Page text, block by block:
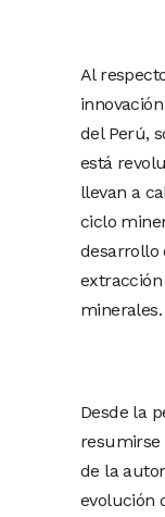
Al
del Perú,
está
llevan a
ciclo
desarrollo
minerales.
Desde la
resumirse
de la
evolución